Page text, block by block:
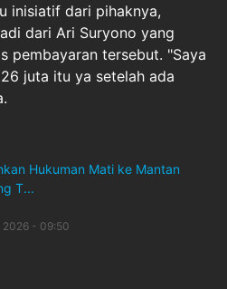
inisiatif dari pihaknya,
dari Ari Suryono yang
pembayaran tersebut. "Saya
juta itu ya setelah ada
Hukuman Mati ke Mantan
T...
2026 - 09:50